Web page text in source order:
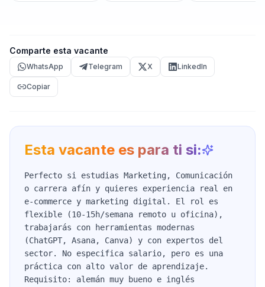
Comparte esta vacante
WhatsApp Telegram X LinkedIn
Copiar
Esta vacante es para ti si:
Perfecto si estudias Marketing, Comunicación
o carrera afín y quieres experiencia real en
e-commerce y marketing digital. El rol es
flexible (10-15h/semana remoto u oficina),
trabajarás con herramientas modernas
(ChatGPT, Asana, Canva) y con expertos del
sector. No especifica salario, pero es una
práctica con alto valor de aprendizaje.
Requisito: alemán muy bueno e inglés